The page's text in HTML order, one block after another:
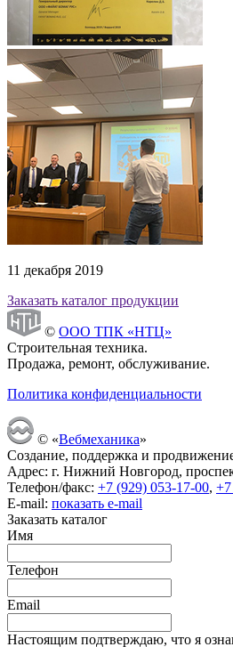
11 декабря 2019
Заказать каталог продукции
© ООО ТПК «НТЦ»
Строительная техника.
Продажа, ремонт, обслуживание.
Политика конфиденциальности
© «Вебмеханика»
Создание, поддержка и
Адрес: г. Нижний Новгород,
Телефон/факс: +7 (929) 053-17-00,
E-mail: показать e-mail
Заказать каталог
Имя
Телефон
Email
Настоящим подтверждаю, что я